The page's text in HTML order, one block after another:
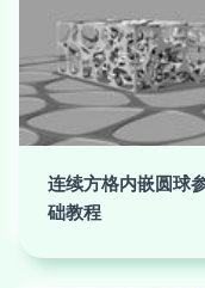
连续方格内嵌圆球
础教程